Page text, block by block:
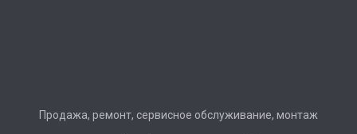
Продажа, ремонт, сервисное обслуживание, монтаж